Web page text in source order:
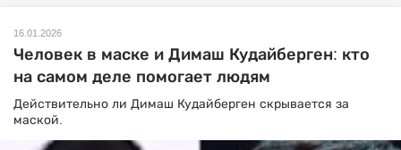
16.01.2026
Человек в маске и Димаш Кудайберген: кто
на самом деле помогает людям
Действительно ли Димаш Кудайберген скрывается за
маской.